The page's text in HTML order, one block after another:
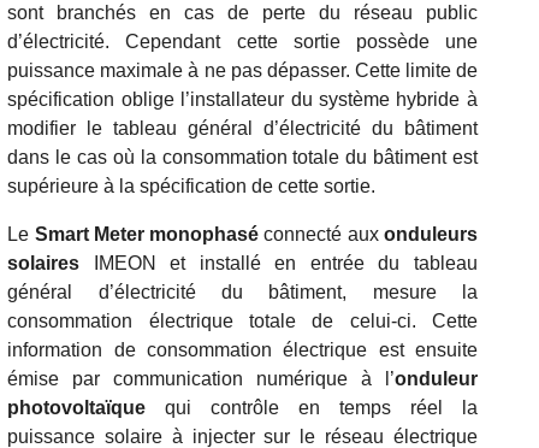
sont branchés en cas de perte du réseau public
d’électricité. Cependant cette sortie possède une
puissance maximale à ne pas dépasser. Cette limite de
spécification oblige l’installateur du système hybride à
modifier le tableau général d’électricité du bâtiment
dans le cas où la consommation totale du bâtiment est
supérieure à la spécification de cette sortie.
Le Smart Meter monophaséconnecté auxonduleurs
solaires
IMEON et installé en entrée du tableau
général d’électricité du bâtiment, mesure la
consommation électrique totale de celui-ci. Cette
information de consommation électrique est ensuite
émise par communication numérique à l’onduleur
photovoltaïque qui contrôle en temps réel la
puissance solaire à injecter sur le réseau électrique